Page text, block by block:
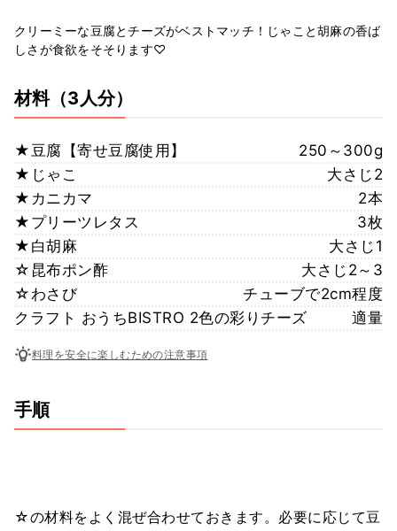
クリーミーな豆腐とチーズがベストマッチ！じゃこと胡麻の香ば
しさが食欲をそそります♡
材料（3人分）
★豆腐【寄せ豆腐使用】
250～300g
★じゃこ
大さじ2
★カニカマ
2本
★プリーツレタス
3枚
★白胡麻
大さじ1
☆昆布ポン酢
大さじ2～3
☆わさび
チューブで2cm程度
クラフト おうちBISTRO 2色の彩りチーズ
適量
料理を安全に楽しむための注意事項
手順
☆の材料をよく混ぜ合わせておきます。必要に応じて豆